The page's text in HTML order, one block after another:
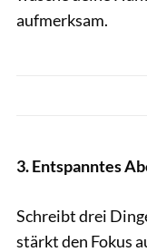
aufmerksam.
3. Entspanntes
Schreibt drei
stärkt den Fokus